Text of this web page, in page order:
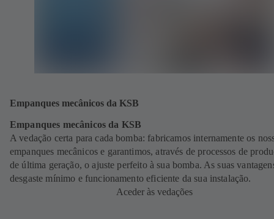
Empanques mecânicos da KSB
Empanques mecânicos da KSB
A vedação certa para cada bomba: fabricamos internamente os
empanques mecânicos e garantimos, através de processos de
de última geração, o ajuste perfeito à sua bomba. As suas
desgaste mínimo e funcionamento eficiente da sua instalação.
Aceder às vedações